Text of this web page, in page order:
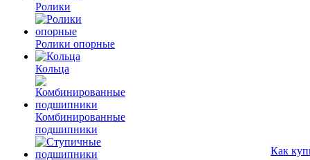
Ролики
Ролики опорные
Кольца
Комбинированные
подшипники
Как